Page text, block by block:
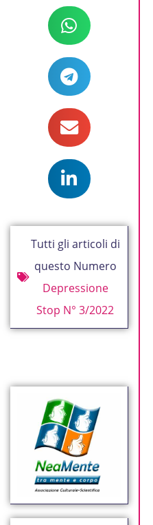
Tutti gli articoli di
questo Numero
Depressione
Stop N° 3/2022